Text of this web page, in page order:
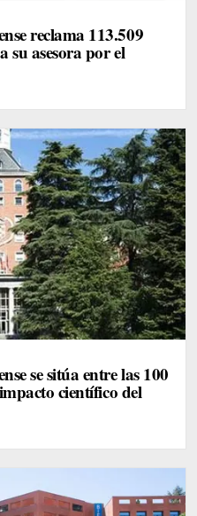
reclama 113.509
su asesora por el
se sitúa entre las 100
científico del